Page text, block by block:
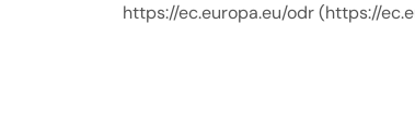
https://ec.europa.eu/odr (https://